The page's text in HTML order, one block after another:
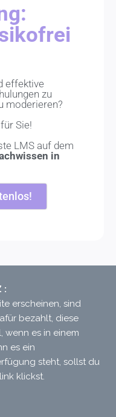
effektive
zu
moderieren?
Sie!
LMS auf dem
in
:
erscheinen, sind
bezahlt, diese
wenn es in einem
es ein
steht, sollst du
klickst.